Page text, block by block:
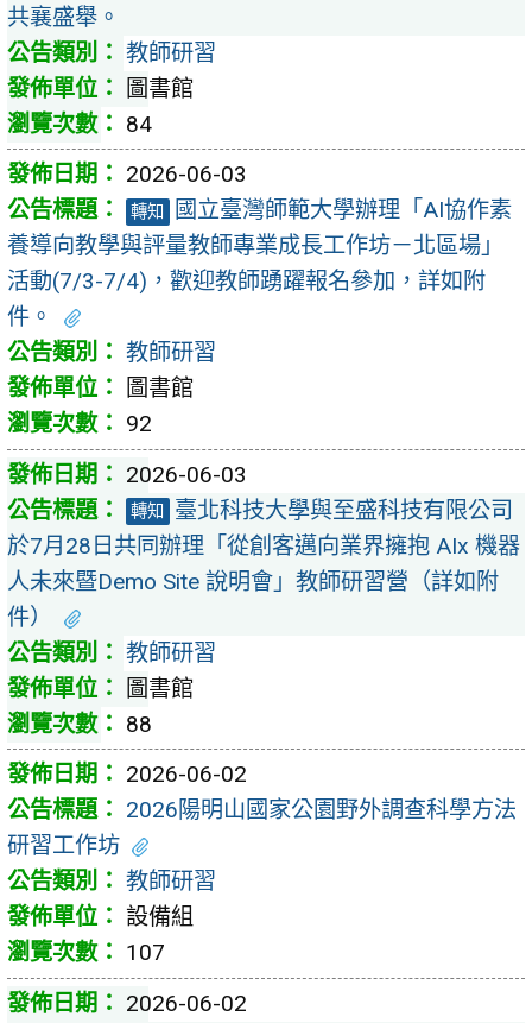
共襄盛舉。
教師研習
圖書館
84
2026-06-03
轉知
國立臺灣師範大學辦理「AI協作素
養導向教學與評量教師專業成長工作坊－北區場」
活動(7/3-7/4)，歡迎教師踴躍報名參加，詳如附
件。
教師研習
圖書館
92
2026-06-03
轉知
臺北科技大學與至盛科技有限公司
於7月28日共同辦理「從創客邁向業界擁抱 AIx 機器
人未來暨Demo Site 說明會」教師研習營（詳如附
件）
教師研習
圖書館
88
2026-06-02
2026陽明山國家公園野外調查科學方法
研習工作坊
教師研習
設備組
107
2026-06-02